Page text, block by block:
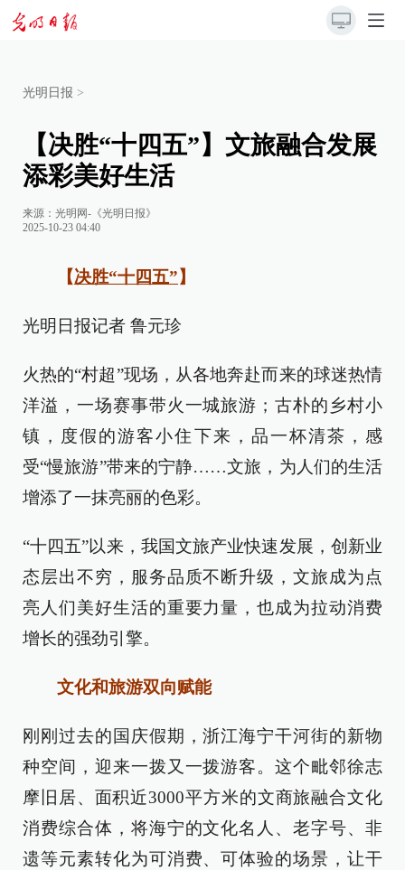
光明日报 >
【决胜“十四五”】文旅融合发展
添彩美好生活
来源： 光明网-《光明日报》
2025-10-23 04:40
【决胜“十四五”】
光明日报记者 鲁元珍
火热的“村超”现场，从各地奔赴而来的球迷热情
洋溢，一场赛事带火一城旅游；古朴的乡村小
镇，度假的游客小住下来，品一杯清茶，感
受“慢旅游”带来的宁静……文旅，为人们的生活
增添了一抹亮丽的色彩。
“十四五”以来，我国文旅产业快速发展，创新业
态层出不穷，服务品质不断升级，文旅成为点
亮人们美好生活的重要力量，也成为拉动消费
增长的强劲引擎。
文化和旅游双向赋能
刚刚过去的国庆假期，浙江海宁干河街的新物
种空间，迎来一拨又一拨游客。这个毗邻徐志
摩旧居、面积近3000平方米的文商旅融合文化
消费综合体，将海宁的文化名人、老字号、非
遗等元素转化为可消费、可体验的场景，让干